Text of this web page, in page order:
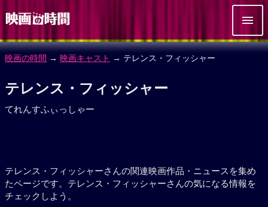
映画の時間 → 映画キャスト → テレンス・フィッシャー
テレンス・フィッシャー
てれんすふぃっしゃー
テレンス・フィッシャーさんの関連映画作品・ニュースを集め
たページです。テレンス・フィッシャーさんの気になる情報を
チェックしよう。